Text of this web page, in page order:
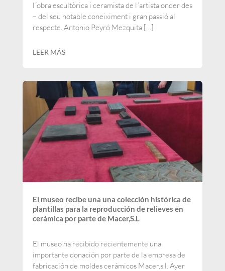
l´obra escultòrica i ceramista de l´artista onder des
– del seu notable coneiximent i gran passió al
respecte. Antonio Peyró Mezquita […]
LEER MÁS
El museo recibe una una colección histórica de
plantillas para la reproducción de relieves en
cerámica por parte de Macer,S.L
El museo ha recibido recientemente una
importante donación por parte de la empresa de
fabricación de moldes cerámicos Macer,s.l. Ayer